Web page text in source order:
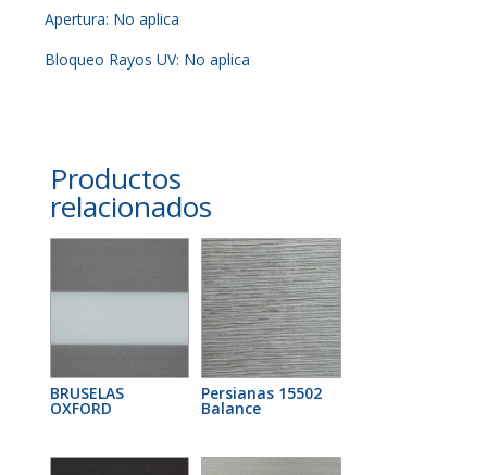
Apertura: No aplica
Bloqueo Rayos UV: No aplica
Productos
relacionados
BRUSELAS
OXFORD
Persianas 15502
Balance